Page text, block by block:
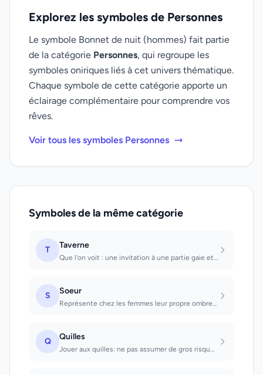
Explorez les symboles de Personnes
Le symbole Bonnet de nuit (hommes) fait partie
de la catégorie Personnes, qui regroupe les
symboles oniriques liés à cet univers thématique.
Chaque symbole de cette catégorie apporte un
éclairage complémentaire pour comprendre vos
rêves.
Voir tous les symboles Personnes
Symboles de la même catégorie
T Taverne
Que l'on voit : une invitation à une partie gaie et bien arrosée. Où l'on est cl...
S Soeur
Représente chez les femmes leur propre ombre; chez les hommes, la composante fém...
Q Quilles
Jouer aux quilles: ne pas assumer de gros risques, car l'issue ne sera pas bonne...